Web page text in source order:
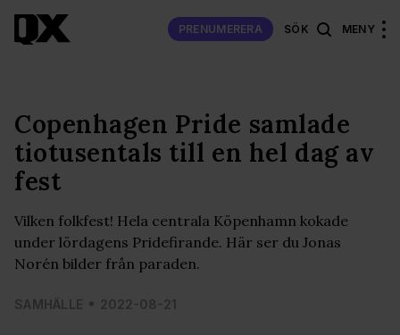
PRENUMERERA SÖK MENY
Copenhagen Pride samlade
tiotusentals till en hel dag av
fest
Vilken folkfest! Hela centrala Köpenhamn kokade
under lördagens Pridefirande. Här ser du Jonas
Norén bilder från paraden.
SAMHÄLLE 2022-08-21